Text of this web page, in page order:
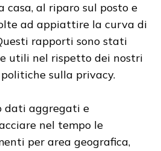
casa, al riparo sul posto e
ad appiattire la curva di
rapporti sono stati
utili nel rispetto dei nostri
sulla privacy.
dati aggregati e
nel tempo le
per area geografica,